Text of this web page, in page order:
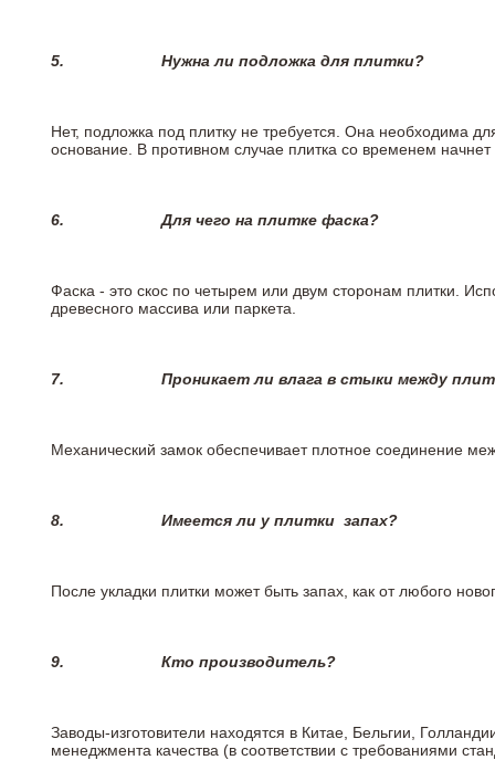
5. Нужна ли подложка для плитки?
Нет, подложка под плитку не требуется. Она необходима
основание. В противном случае плитка со временем
6.Для чего на плитке фаска?
Фаска - это скос по четырем или двум сторонам плитки.
древесного массива или паркета.
7. Проникает ли влага в стыки между
Механический замок обеспечивает плотное соединение
8. Имеется ли у плитки запах?
После укладки плитки может быть запах, как от любого
9. Кто производитель?
Заводы-изготовители находятся в Китае, Бельгии,
менеджмента качества (в соответствии с требованиями